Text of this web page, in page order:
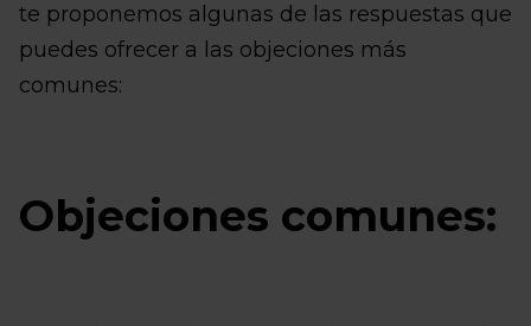
te proponemos algunas de las respuestas que
puedes ofrecer a las objeciones más
comunes:
Objeciones comunes: